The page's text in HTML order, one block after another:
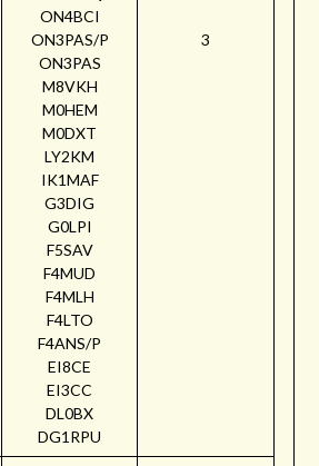
ON4BCI
ON3PAS/P
ON3PAS
M8VKH
M0HEM
M0DXT
LY2KM
IK1MAF
G3DIG
G0LPI
F5SAV
F4MUD
F4MLH
F4LTO
F4ANS/P
EI8CE
EI3CC
DL0BX
DG1RPU
3